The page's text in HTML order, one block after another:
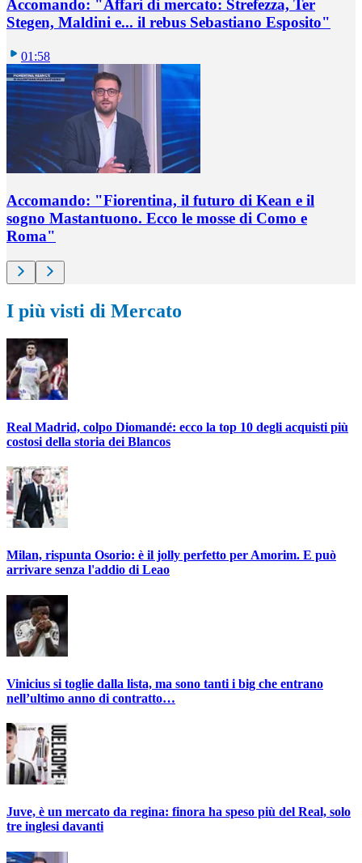
Accomando: "Affari di mercato: Strefezza, Ter
Stegen, Maldini e... il rebus Sebastiano Esposito"
01:58
Accomando: "Fiorentina, il futuro di Kean e il
sogno Mastantuono. Ecco le mosse di Como e
Roma"
I più visti di Mercato
Real Madrid, colpo Diomandé: ecco la top 10 degli acquisti più
costosi della storia dei Blancos
Milan, rispunta Osorio: è il jolly perfetto per Amorim. E può
arrivare senza l'addio di Leao
Vinicius si toglie dalla lista, ma sono tanti i big che entrano
nell’ultimo anno di contratto…
Juve, è un mercato da regina: finora ha speso più del Real, solo
tre inglesi davanti